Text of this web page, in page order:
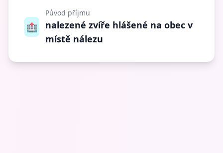
🏥
Původ příjmu
nalezené zvíře hlášené na obec v
místě nálezu